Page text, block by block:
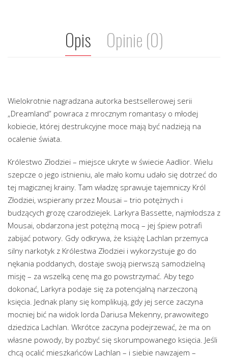
Opis Opinie (0)
Wielokrotnie nagradzana autorka bestsellerowej serii
„Dreamland” powraca z mrocznym romantasy o młodej
kobiecie, której destrukcyjne moce mają być nadzieją na
ocalenie świata.
Królestwo Złodziei – miejsce ukryte w świecie Aadlior. Wielu
szepcze o jego istnieniu, ale mało komu udało się dotrzeć do
tej magicznej krainy. Tam władzę sprawuje tajemniczy Król
Złodziei, wspierany przez Mousai – trio potężnych i
budzących grozę czarodziejek. Larkyra Bassette, najmłodsza z
Mousai, obdarzona jest potężną mocą – jej śpiew potrafi
zabijać potwory. Gdy odkrywa, że książę Lachlan przemyca
silny narkotyk z Królestwa Złodziei i wykorzystuje go do
nękania poddanych, dostaje swoją pierwszą samodzielną
misję – za wszelką cenę ma go powstrzymać. Aby tego
dokonać, Larkyra podaje się za potencjalną narzeczoną
księcia. Jednak plany się komplikują, gdy jej serce zaczyna
mocniej bić na widok lorda Dariusa Mekenny, prawowitego
dziedzica Lachlan. Wkrótce zaczyna podejrzewać, że ma on
własne powody, by pozbyć się skorumpowanego księcia. Jeśli
chcą ocalić mieszkańców Lachlan – i siebie nawzajem –